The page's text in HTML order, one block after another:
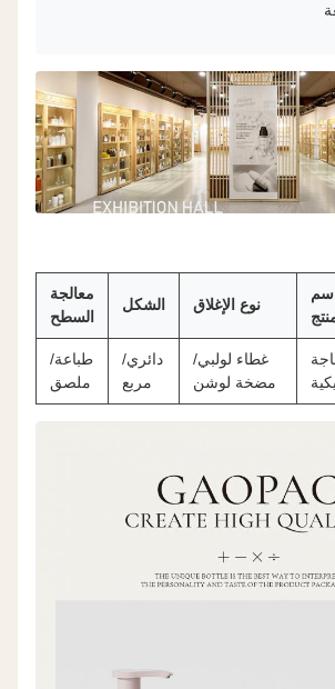
نوع الإغلاق الشكل
معالجة
السطح
غطاء لولبي/
مضخة لوشن
دائري/
طباعة/
ملصق